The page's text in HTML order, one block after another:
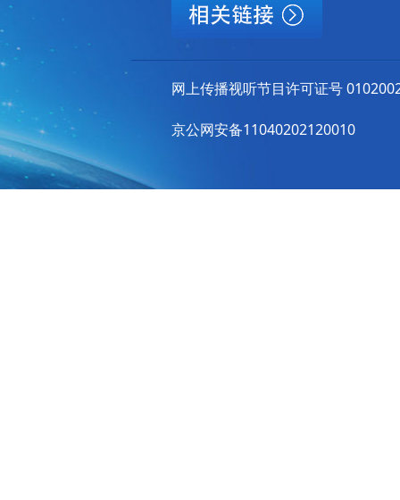
网上传播视听节目许可证号
京公网安备11040202120010